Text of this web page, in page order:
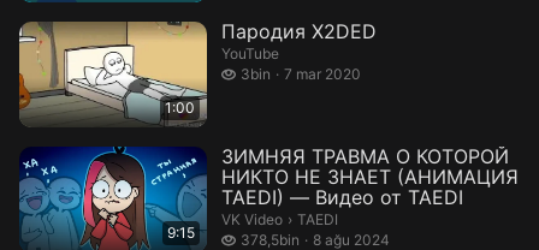
1:00
Пародия X2DED
YouTube
3bin
3 bin izleme7 mar 2020
9:15
ЗИМНЯЯ ТРАВМА О КОТОРОЙ
НИКТО НЕ ЗНАЕТ (АНИМАЦИЯ
TAEDI) — Видео от TAEDI
VK Video › TAEDI.
TAEDI
378,5bin
378,5 bin izleme8 ağu 2024